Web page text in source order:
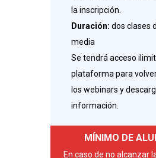
la inscripción.
Duración: dos clases
media
Se tendrá acceso
plataforma para
los webinars y
información.
MÍNIMO DE
En caso de no alcanzar